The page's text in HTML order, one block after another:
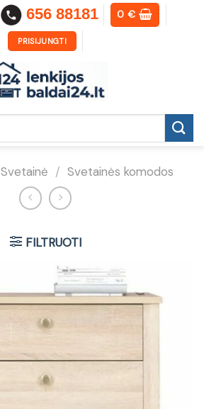
656 88181 0€
PRISIJUNGTI
Svetainė / Svetainės komodos
FILTRUOTI